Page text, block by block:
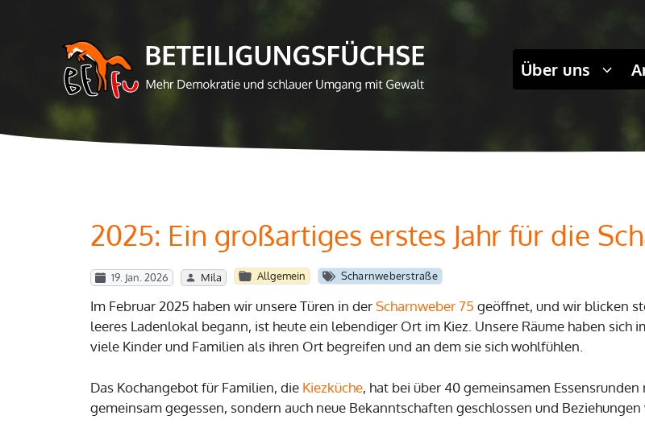
Über uns
2025: Ein großartiges erstes Jahr für die
19. Jan. 2026 Mila Allgemein Scharnweberstraße
Im Februar 2025 haben wir unsere Türen in derScharnweber 75 geöffnet, und wir blicken
leeres Ladenlokal begann, ist heute ein lebendiger Ort im Kiez. Unsere Räume haben sich
viele Kinder und Familien als ihren Ort begreifen und an dem sie sich wohlfühlen.
Das Kochangebot für Familien, die Kiezküche, hat bei über 40 gemeinsamen
gemeinsam gegessen, sondern auch neue Bekanntschaften geschlossen und Beziehungen